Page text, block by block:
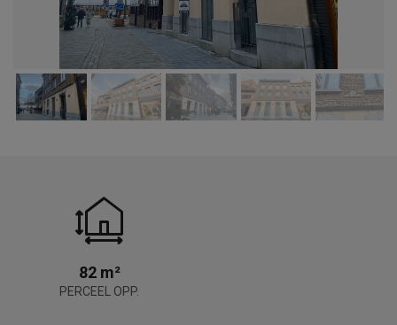
82 m²
PERCEEL OPP.